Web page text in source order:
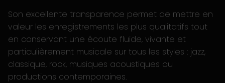
Son excellente transparence permet de mettre en
valeur les enregistrements les plus qualitatifs tout
en conservant une écoute fluide, vivante et
particulièrement musicale sur tous les styles : jazz,
classique, rock, musiques acoustiques ou
productions contemporaines.